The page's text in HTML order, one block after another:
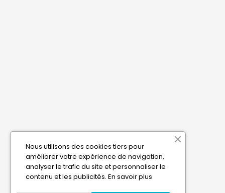
Nous utilisons des cookies tiers pour
améliorer votre expérience de navigation,
analyser le trafic du site et personnaliser le
contenu et les publicités. En savoir plus